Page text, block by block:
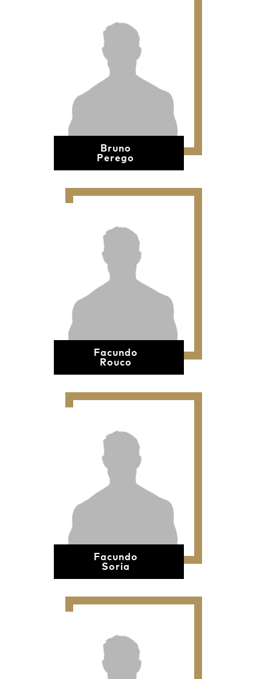
Bruno
Perego
Facundo
Rouco
Facundo
Soria